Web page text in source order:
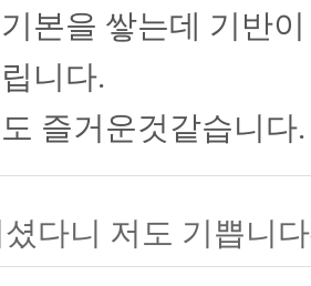
본을 쌓는데 기반
니다.
즐거운것같습니다.
다니 저도 기쁩니